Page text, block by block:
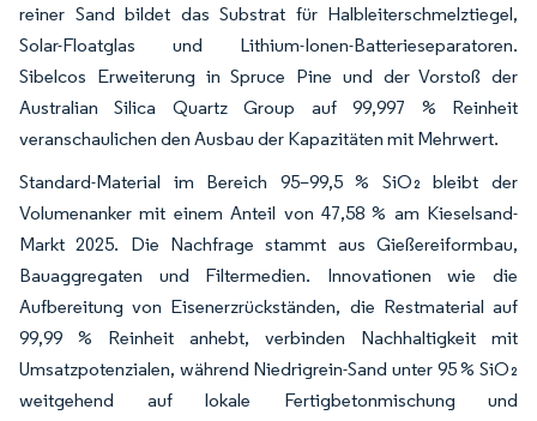
reiner Sand bildet das Substrat für Halbleiterschmelztiegel,
Solar-Floatglas und Lithium-Ionen-Batterieseparatoren.
Sibelcos Erweiterung in Spruce Pine und der Vorstoß der
Australian Silica Quartz Group auf 99,997 % Reinheit
veranschaulichen den Ausbau der Kapazitäten mit Mehrwert.
Standard-Material im Bereich 95–99,5 % SiO₂ bleibt der
Volumenanker mit einem Anteil von 47,58 % am Kieselsand-
Markt 2025. Die Nachfrage stammt aus Gießereiformbau,
Bauaggregaten und Filtermedien. Innovationen wie die
Aufbereitung von Eisenerzrückständen, die Restmaterial auf
99,99 % Reinheit anhebt, verbinden Nachhaltigkeit mit
Umsatzpotenzialen, während Niedrigrein-Sand unter 95 % SiO₂
weitgehend auf lokale Fertigbetonmischung und